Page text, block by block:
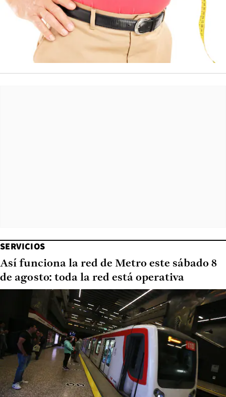
SERVICIOS
Así funciona la red de Metro este sábado 8
de agosto: toda la red está operativa